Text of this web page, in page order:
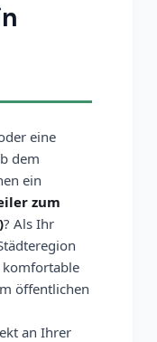
eine
dem
ein
zum
? Als Ihr
komfortable
öffentlichen
an Ihrer